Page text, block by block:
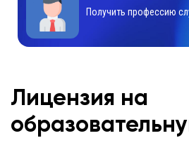
Получить профессию
Лицензия на